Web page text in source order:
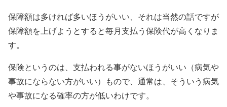
保障額は多ければ多いほうがいい、それは当然の話ですが
保障額を上げようとすると毎月支払う保険代が高くなりま
す。
保険というのは、支払われる事がないほうがいい（病気や
事故にならない方がいい）もので、通常は、そういう病気
や事故になる確率の方が低いわけです。